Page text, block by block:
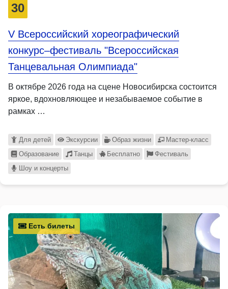
30
V Всероссийский хореографический
конкурс–фестиваль "Всероссийская
Танцевальная Олимпиада"
В октябре 2026 года на сцене Новосибирска состоится
яркое, вдохновляющее и незабываемое событие в
рамках …
Для детей Экскурсии Образ жизни
Мастер-класс
Образование
Танцы Бесплатно
Фестиваль
Шоу и концерты
Есть билеты